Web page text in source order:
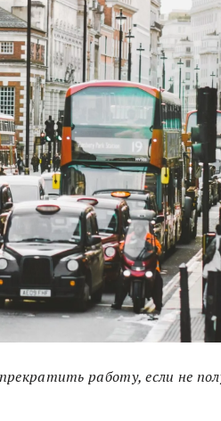
работу, если не